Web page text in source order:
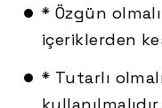
* Özgün
içeriklerden
* Tutarlı